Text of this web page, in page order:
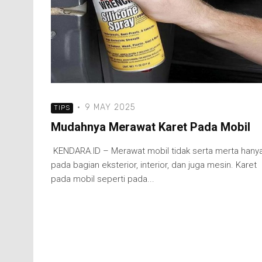
TIPS · 9 MAY 2025
Mudahnya Merawat Karet Pada Mobil
KENDARA.ID – Merawat mobil tidak serta merta
pada bagian eksterior, interior, dan juga mesin. Karet
pada mobil seperti pada...